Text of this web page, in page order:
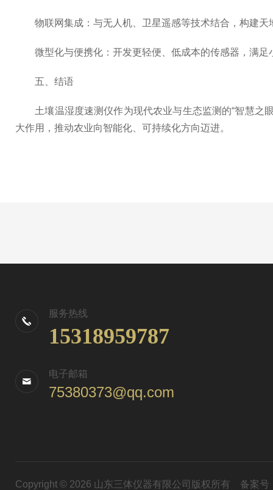
物联网集成：与无人机、卫星遥感等技术结合，构建天
微型化与便携化：开发更轻便、低成本的传感器，满足
五、结语
土壤温湿度速测仪作为现代农业与生态监测的“智慧之
大作用，推动农业向智能化、可持续化方向迈进。
服务热线
15318959787
电子邮箱
75380373@qq.com
Copyright © 2026 山东三体仪器有限公司版权所有 备案号